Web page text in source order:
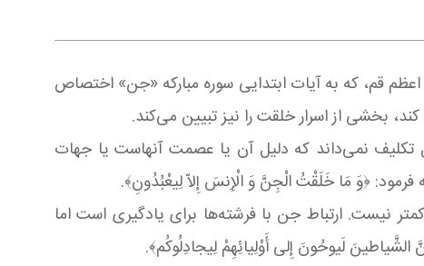
قم، که به آیات ابتدایی سوره مبارکه «جن» اختصاص
بخشی از اسرار خلقت را نیز تبیین می‌کند.
تکلیف نمی‌داند که دلیل آن یا عصمت آنهاست یا جهات
﴿وَ مَا خَلَقْتُ الْجِنَّ وَ الْإِنسَ إِلاّ لِیعْبُدُونِ﴾.
نیست. ارتباط جن با فرشته‌ها برای یادگیری است اما
لَیوحُونَ إِلى‏ أَوْلِیائِهِمْ لِیجادِلُوكُم﴾.